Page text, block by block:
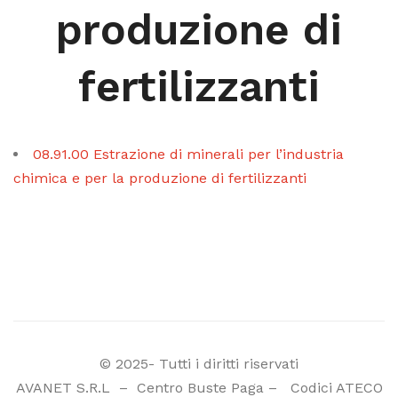
produzione di
fertilizzanti
08.91.00 Estrazione di minerali per l’industria
chimica e per la produzione di fertilizzanti
© 2025- Tutti i diritti riservati
AVANET S.R.L
– Centro Buste Paga– Codici ATECO